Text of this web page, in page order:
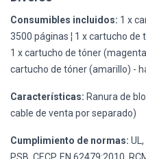
Consumibles incluidos: 1 x
3500 páginas ¦ 1 x cartucho de
1 x cartucho de tóner
cartucho de tóner (amarillo) -
Características: Ranura de
cable de venta por separado)
Cumplimiento de normas:
PSB, CECP, EN 62479:2010,